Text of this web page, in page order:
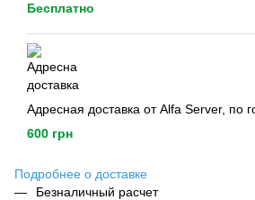
Бесплатно
Адресная доставка от Alfa Server, по
600 грн
Подробнее о доставке
Безналичный расчет